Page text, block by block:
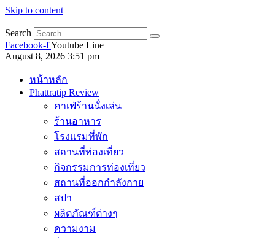
Skip to content
Search
Facebook-fYoutube Line
August 8, 2026 3:51 pm
หน้าหลัก
Phattratip Review
คาเฟ่ร้านนั่งเล่น
ร้านอาหาร
โรงแรมที่พัก
สถานที่ท่องเที่ยว
กิจกรรมการท่องเที่ยว
สถานที่ออกกำลังกาย
สปา
ผลิตภัณฑ์ต่างๆ
ความงาม